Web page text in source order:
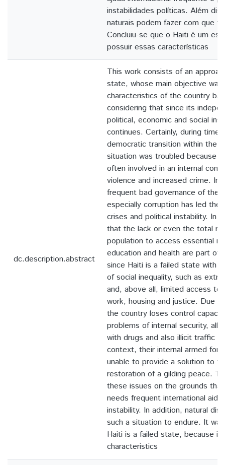
instabilidades políticas. Além
naturais podem fazer com que
Concluiu-se que o Haiti é um
possuir essas características
dc.description.abstract
This work consists of an
state, whose main objective
characteristics of the country
considering that since its
political, economic and social
continues. Certainly, during
democratic transition within the
situation was troubled because
often involved in an internal
violence and increased crime. In
frequent bad governance of the
especially corruption has led the
crises and political instability. In
that the lack or even the total
population to access essential
education and health are part of
since Haiti is a failed state with
of social inequality, such as
and, above all, limited access to
work, housing and justice. Due
the country loses control
problems of internal security,
with drugs and also illicit traffic
context, their internal armed
unable to provide a solution to
restoration of a gilding peace.
these issues on the grounds
needs frequent international aid
instability. In addition, natural
such a situation to endure. It
Haiti is a failed state, because it
characteristics